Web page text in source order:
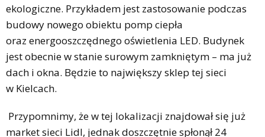
ekologiczne. Przykładem jest zastosowanie podczas
budowy nowego obiektu pomp ciepła
oraz energooszczędnego oświetlenia LED. Budynek
jest obecnie w stanie surowym zamkniętym – ma już
dach i okna. Będzie to największy sklep tej sieci
w Kielcach.
Przypomnimy, że w tej lokalizacji znajdował się już
market sieci Lidl, jednak doszczętnie spłonął 24